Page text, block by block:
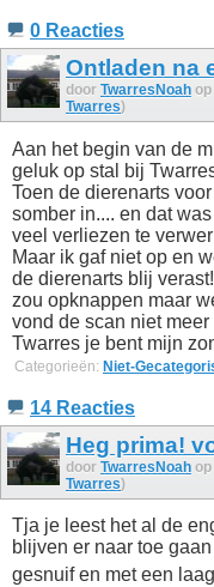
0 Reacties
Ontladen na
door TwarresNoah op
Twarres)
Aan het begin van de
geluk op stal bij
Toen de dierenarts
somber in.... en dat
veel verliezen te
Maar ik gaf niet op en
de dierenarts blij
zou opknappen maar
vond de scan niet
Twarres je bent mijn
Categorieën: Niet-
14 Reacties
Heg prima!
door TwarresNoah op
Twarres)
Tja je leest het al de
blijven er naar toe
gesnuif en met een